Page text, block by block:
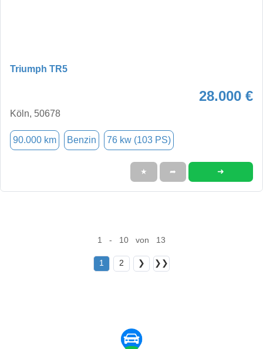
Triumph TR5
28.000 €
Köln, 50678
90.000 km Benzin 76 kw (103 PS)
★ ➦ ➜
1 - 10 von 13
1 2 ❯ ❯❯